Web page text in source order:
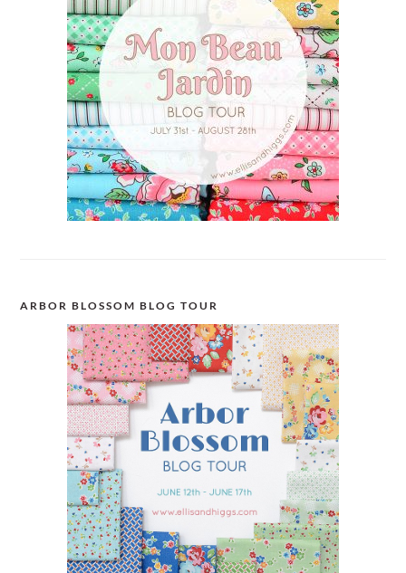
ARBOR BLOSSOM BLOG TOUR